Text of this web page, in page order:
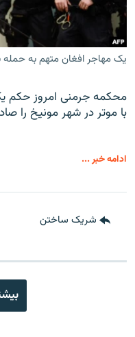
یک مهاجر افغان متهم به حمله
محکمه جرمنی امروز حکم
با موتر در شهر مونیخ را
ادامه خبر ...
شریک ساختن